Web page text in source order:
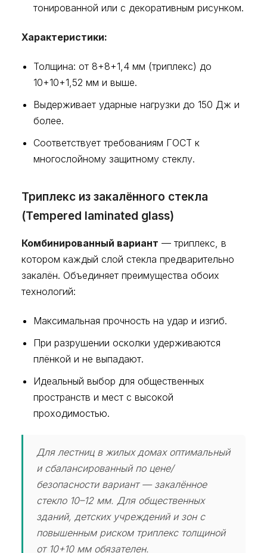
тонированной или с декоративным рисунком.
Характеристики:
Толщина: от 8+8+1,4 мм (триплекс) до
10+10+1,52 мм и выше.
Выдерживает ударные нагрузки до 150 Дж и
более.
Соответствует требованиям ГОСТ к
многослойному защитному стеклу.
Триплекс из закалённого стекла
(Tempered laminated glass)
Комбинированный вариант — триплекс, в
котором каждый слой стекла предварительно
закалён. Объединяет преимущества обоих
технологий:
Максимальная прочность на удар и изгиб.
При разрушении осколки удерживаются
плёнкой и не выпадают.
Идеальный выбор для общественных
пространств и мест с высокой
проходимостью.
Для лестниц в жилых домах оптимальный
и сбалансированный по цене/
безопасности вариант — закалённое
стекло 10–12 мм. Для общественных
зданий, детских учреждений и зон с
повышенным риском триплекс толщиной
от 10+10 мм обязателен.